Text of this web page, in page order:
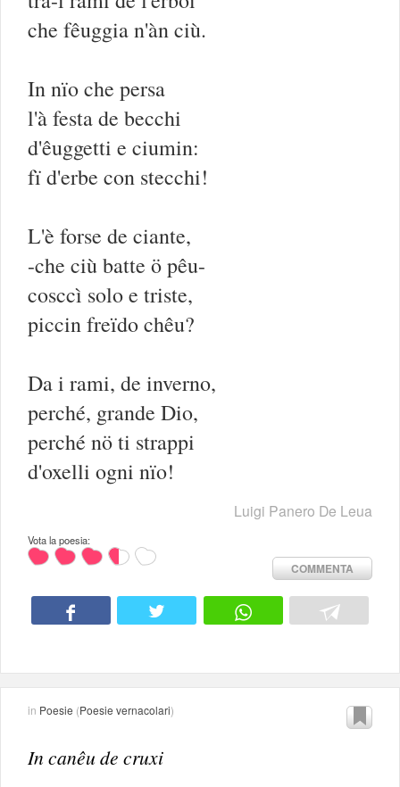
che fêuggia n'àn ciù.
In nïo che persa
l'à festa de becchi
d'êuggetti e ciumin:
fï d'erbe con stecchi!
L'è forse de ciante,
-che ciù batte ö pêu-
cosccì solo e triste,
piccin freïdo chêu?
Da i rami, de inverno,
perché, grande Dio,
perché nö ti strappi
d'oxelli ogni nïo!
Luigi Panero De Leua
Vota la poesia:
COMMENTA
in Poesie (Poesie vernacolari)
In canêu de cruxi